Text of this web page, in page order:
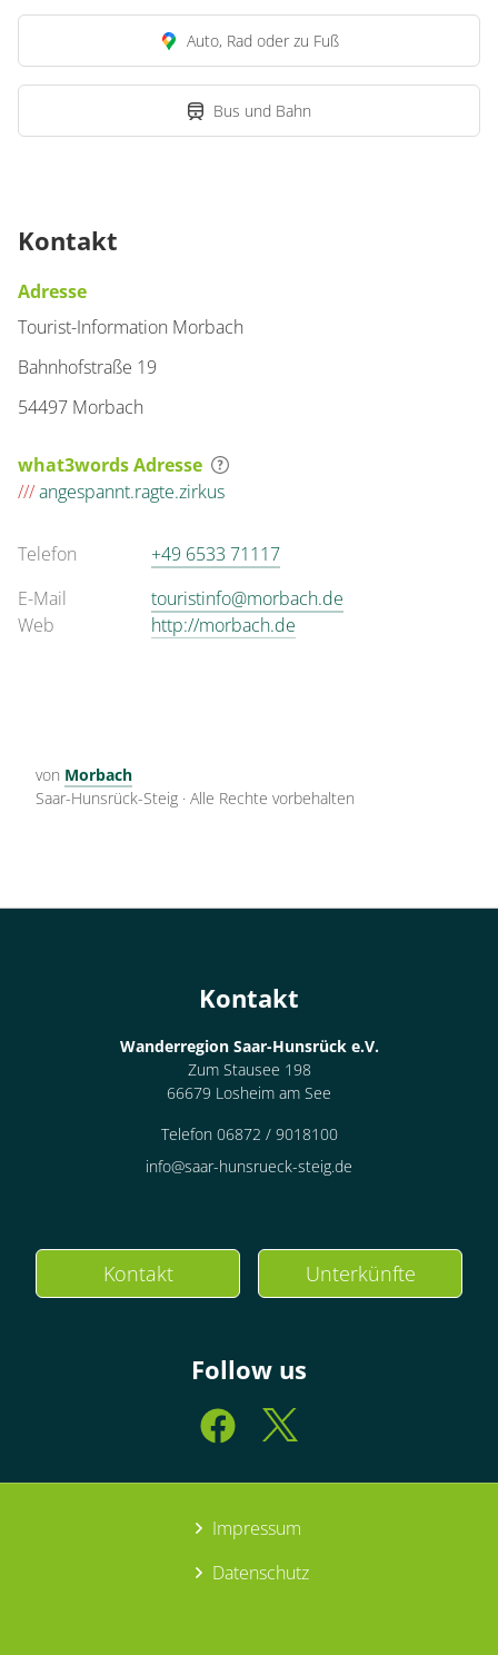
Auto, Rad oder zu Fuß
Bus und Bahn
Kontakt
Adresse
Tourist-Information Morbach
Bahnhofstraße 19
54497 Morbach
what3words Adresse
///angespannt.ragte.zirkus
Telefon
+49 6533 71117
E-Mail
touristinfo@morbach.de
Web
http://morbach.de
von Morbach
Saar-Hunsrück-Steig · Alle Rechte vorbehalten
Kontakt
Wanderregion Saar-Hunsrück e.V.
Zum Stausee 198
66679 Losheim am See
Telefon 06872 / 9018100
info@saar-hunsrueck-steig.de
Kontakt Unterkünfte
Follow us
Impressum
Datenschutz